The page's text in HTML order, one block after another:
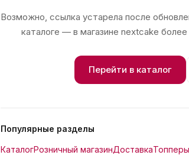
Возможно, ссылка устарела после
каталоге — в магазине nextcake более
Перейти в каталог
Популярные разделы
КаталогРозничный магазинДоставка